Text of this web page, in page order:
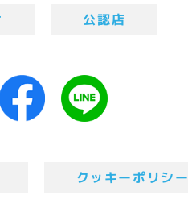
公認店
クッキーポリシー